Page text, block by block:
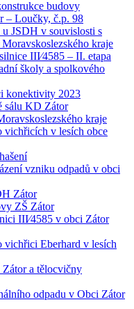
budovy
– Loučky, č.p. 98
JSDH v souvislosti s
kraje
III⁄4585 – II. etapa
školy a spolkového
konektivity 2023
sálu KD Zátor
kraje
vichřicích v lesích obce
vzniku odpadů v obci
Zátor
ZŠ Zátor
III⁄4585 v obci Zátor
vichřici Eberhard v lesích
a tělocvičny
odpadu v Obci Zátor